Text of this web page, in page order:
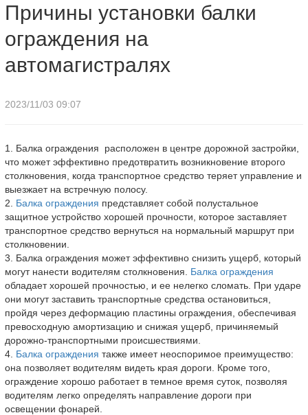
Причины установки балки
ограждения на
автомагистралях
2023/11/03 09:07
1. Балка ограждения расположен в центре дорожной застройки,
что может эффективно предотвратить возникновение второго
столкновения, когда транспортное средство теряет управление и
выезжает на встречную полосу.
2. Балка ограждения представляет собой полустальное
защитное устройство хорошей прочности, которое заставляет
транспортное средство вернуться на нормальный маршрут при
столкновении.
3. Балка ограждения может эффективно снизить ущерб, который
могут нанести водителям столкновения. Балка ограждения
обладает хорошей прочностью, и ее нелегко сломать. При ударе
они могут заставить транспортные средства остановиться,
пройдя через деформацию пластины ограждения, обеспечивая
превосходную амортизацию и снижая ущерб, причиняемый
дорожно-транспортными происшествиями.
4. Балка ограждения также имеет неоспоримое преимущество:
она позволяет водителям видеть края дороги. Кроме того,
ограждение хорошо работает в темное время суток, позволяя
водителям легко определять направление дороги при
освещении фонарей.